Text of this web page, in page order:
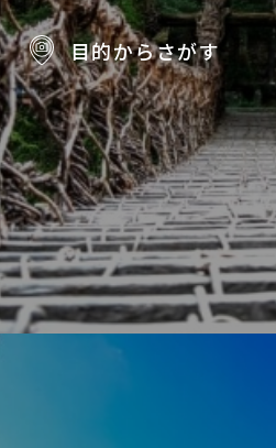
目的からさがす